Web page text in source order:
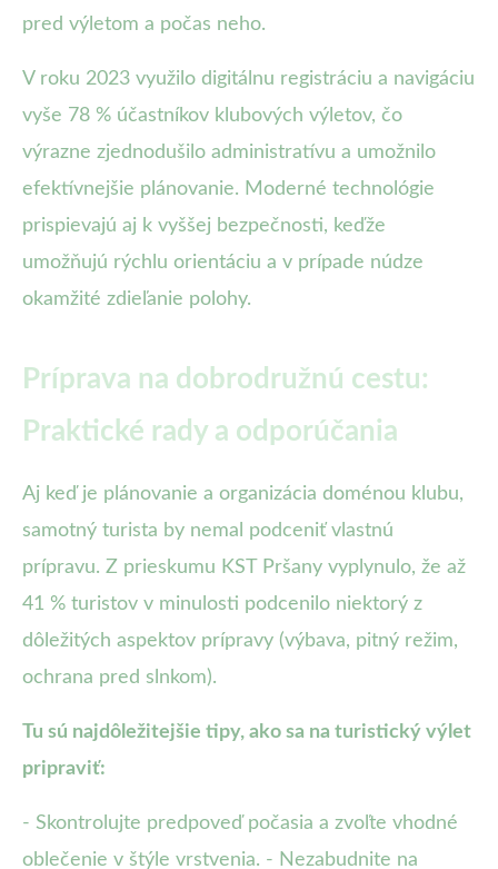
pred výletom a počas neho.
V roku 2023 využilo digitálnu registráciu a navigáciu
vyše 78 % účastníkov klubových výletov, čo
výrazne zjednodušilo administratívu a umožnilo
efektívnejšie plánovanie. Moderné technológie
prispievajú aj k vyššej bezpečnosti, keďže
umožňujú rýchlu orientáciu a v prípade núdze
okamžité zdieľanie polohy.
Príprava na dobrodružnú cestu:
Praktické rady a odporúčania
Aj keď je plánovanie a organizácia doménou klubu,
samotný turista by nemal podceniť vlastnú
prípravu. Z prieskumu KST Pršany vyplynulo, že až
41 % turistov v minulosti podcenilo niektorý z
dôležitých aspektov prípravy (výbava, pitný režim,
ochrana pred slnkom).
Tu sú najdôležitejšie tipy, ako sa na turistický výlet
pripraviť:
- Skontrolujte predpoveď počasia a zvoľte vhodné
oblečenie v štýle vrstvenia. - Nezabudnite na